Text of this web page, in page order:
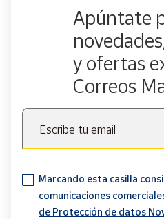
Apúntate
y ofertas
Correos
Escribe tu email
Marcando esta casilla
comunicaciones
de Protección de datos